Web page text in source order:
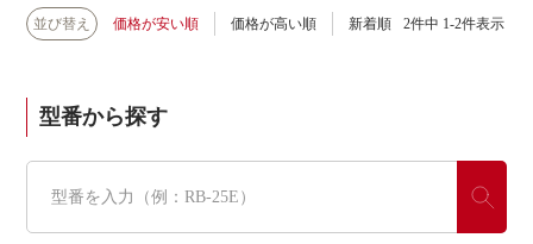
並び替え 価格が安い順 価格が高い順 新着順 2件中 1-2件表示
型番から探す